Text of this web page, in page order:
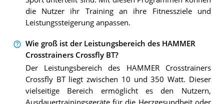
die Nutzer ihr Training an ihre Fitnessziele und
Leistungssteigerung anpassen.
Wie groß ist der Leistungsbereich des HAMMER
Crosstrainers Crossfly BT?
Der Leistungsbereich des HAMMER Crosstrainers
Crossfly BT liegt zwischen 10 und 350 Watt. Dieser
vielseitige Bereich ermöglicht es den Nutzern,
Ausdauertrainingsgeräte für die Herzgesundheit oder